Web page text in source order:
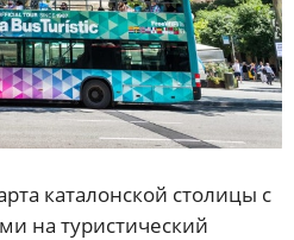
каталонской столицы с
на туристический